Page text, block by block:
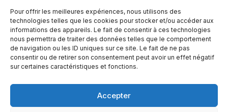
Pour offrir les meilleures expériences, nous utilisons des
technologies telles que les cookies pour stocker et/ou accéder aux
informations des appareils. Le fait de consentir à ces technologies
nous permettra de traiter des données telles que le comportement
de navigation ou les ID uniques sur ce site. Le fait de ne pas
consentir ou de retirer son consentement peut avoir un effet négatif
sur certaines caractéristiques et fonctions.
Accepter
ACTUALITÉS
SFEMW
LIENS UTILES
Nous contacter